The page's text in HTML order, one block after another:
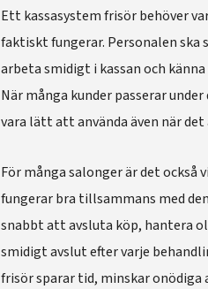
Ett kassasystem frisör behöver
faktiskt fungerar. Personalen
arbeta smidigt i kassan och
När många kunder passerar
vara lätt att använda även när
För många salonger är det
fungerar bra tillsammans med
snabbt att avsluta köp, hantera
smidigt avslut efter varje
frisör sparar tid, minskar